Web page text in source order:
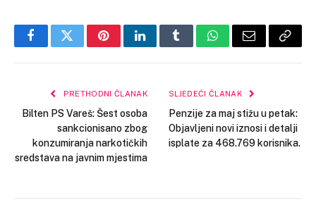
FacebookTwitterPinterestLinkedInTumblrWhatsApp
Email Copy
PRETHODNI ČLANAK
Bilten PS Vareš: Šest osoba
sankcionisano zbog
konzumiranja narkotičkih
sredstava na javnim mjestima
SLJEDEĆI ČLANAK
Penzije za maj stižu u petak:
Objavljeni novi iznosi i detalji
isplate za 468.769 korisnika.